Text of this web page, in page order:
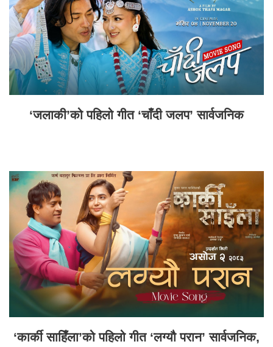
‘जलाकी’को पहिलो गीत ‘चाँदी जलप’ सार्वजनिक
‘कार्की साहिँला’को पहिलो गीत ‘लग्यौ परान’ सार्वजनिक,